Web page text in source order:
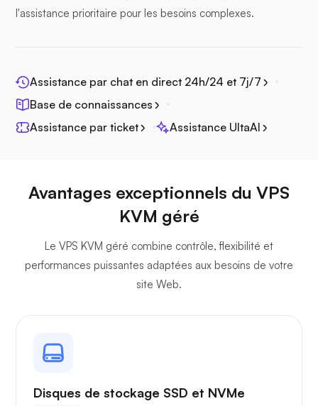
Jitsi
l'assistance prioritaire pour les besoins complexes.
Assistance par chat en direct 24h/24 et 7j/7
Base de connaissances
Assistance par ticket
Assistance UltaAI
Avantages exceptionnels du VPS
KVM géré
Le VPS KVM géré combine contrôle, flexibilité et
performances puissantes adaptées aux besoins de votre
site Web.
Disques de stockage SSD et NVMe